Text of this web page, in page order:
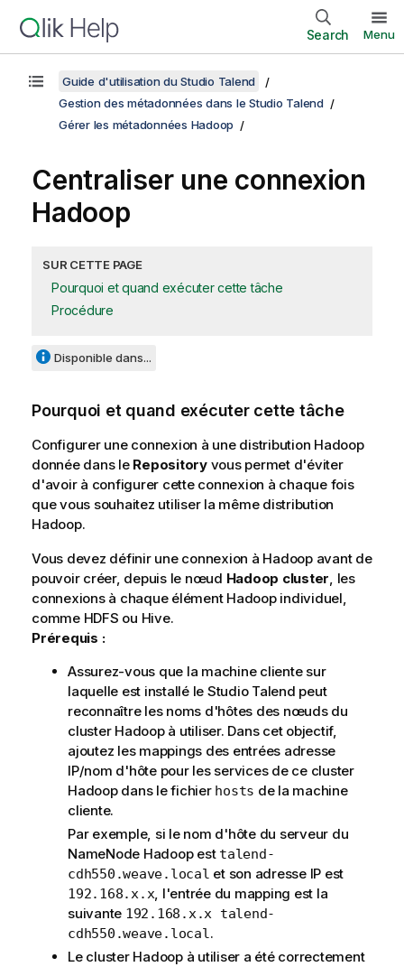
Search Menu
Guide d'utilisation du Studio Talend
Gestion des métadonnées dans le Studio Talend
Gérer les métadonnées Hadoop
Centraliser une connexion
Hadoop
SUR CETTE PAGE
Pourquoi et quand exécuter cette tâche
Procédure
Disponible dans...
Pourquoi et quand exécuter cette tâche
Configurer une connexion à une distribution Hadoop
donnée dans le Repositoryvous permet d'éviter
d'avoir à configurer cette connexion à chaque fois
que vous souhaitez utiliser la même distribution
Hadoop.
Vous devez définir une connexion à Hadoop avant de
pouvoir créer, depuis le nœud Hadoop cluster, les
connexions à chaque élément Hadoop individuel,
comme HDFS ou Hive.
Prérequis :
Assurez-vous que la machine cliente sur
laquelle est installé le Studio Talend peut
reconnaître les noms d'hôtes des nœuds du
cluster Hadoop à utiliser. Dans cet objectif,
ajoutez les mappings des entrées adresse
IP/nom d'hôte pour les services de ce cluster
Hadoop dans le fichier hosts de la machine
cliente.
Par exemple, si le nom d'hôte du serveur du
NameNode Hadoop est talend-
cdh550.weave.local et son adresse IP est
192.168.x.x, l'entrée du mapping est la
suivante 192.168.x.x talend-
cdh550.weave.local.
Le cluster Hadoop à utiliser a été correctement